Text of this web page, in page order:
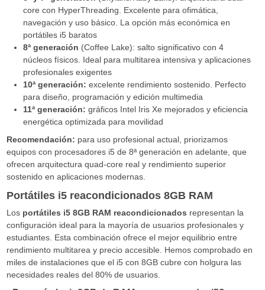
core con HyperThreading. Excelente para ofimática,
navegación y uso básico. La opción más económica en
portátiles i5 baratos
8ª generación (Coffee Lake): salto significativo con 4
núcleos físicos. Ideal para multitarea intensiva y aplicaciones
profesionales exigentes
10ª generación: excelente rendimiento sostenido. Perfecto
para diseño, programación y edición multimedia
11ª generación: gráficos Intel Iris Xe mejorados y eficiencia
energética optimizada para movilidad
Recomendación: para uso profesional actual, priorizamos
equipos con procesadores i5 de 8ª generación en adelante, que
ofrecen arquitectura quad-core real y rendimiento superior
sostenido en aplicaciones modernas.
Portátiles i5 reacondicionados 8GB RAM
Los portátiles i5 8GB RAM reacondicionados representan la
configuración ideal para la mayoría de usuarios profesionales y
estudiantes. Esta combinación ofrece el mejor equilibrio entre
rendimiento multitarea y precio accesible. Hemos comprobado en
miles de instalaciones que el i5 con 8GB cubre con holgura las
necesidades reales del 80% de usuarios.